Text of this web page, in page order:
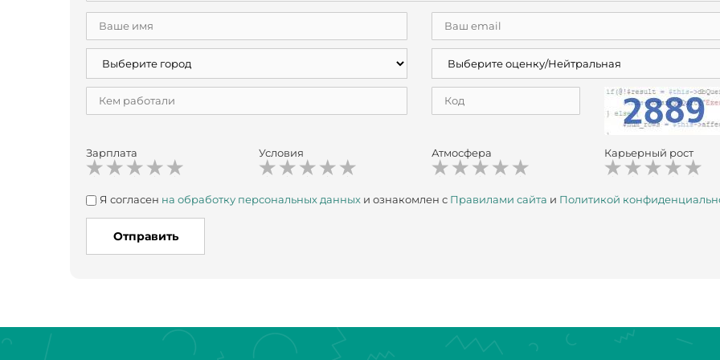
Зарплата Условия Атмосфера Карьерный рост
Я согласен на обработку персональных данных и ознакомлен с Правилами сайта и Политикой
Отправить